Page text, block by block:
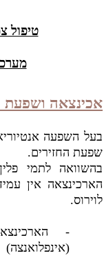
טיפול
אכינצאה ושפעת
בעל השפעה
שפעת החזירים.
בהשוואה לתמי
הארכינצאה אין
לוירוס.
-
(אינפלואנצה)